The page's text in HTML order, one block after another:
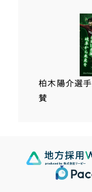
柏木陽介選手
賛